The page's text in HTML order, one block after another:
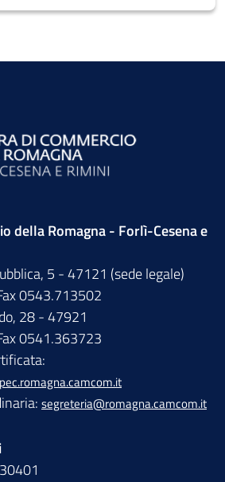
della Romagna - Forlì-Cesena e
5 - 47121 (sede legale)
0543.713502
28 - 47921
0541.363723
segreteria@romagna.camcom.it